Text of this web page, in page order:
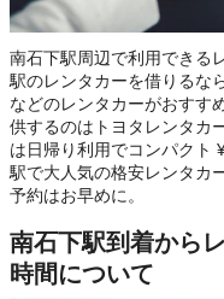
南石下駅周辺で利用できる
駅のレンタカーを借りるな
などのレンタカーがおすす
供するのはトヨタレンタカ
は日帰り利用でコンパクト
駅で大人気の格安レンタカ
予約はお早めに。
南石下駅到着から
時間について